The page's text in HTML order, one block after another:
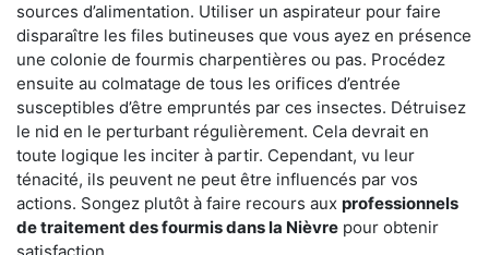
sources d’alimentation. Utiliser un aspirateur pour faire
disparaître les files butineuses que vous ayez en présence
une colonie de fourmis charpentières ou pas. Procédez
ensuite au colmatage de tous les orifices d’entrée
susceptibles d’être empruntés par ces insectes. Détruisez
le nid en le perturbant régulièrement. Cela devrait en
toute logique les inciter à partir. Cependant, vu leur
ténacité, ils peuvent ne peut être influencés par vos
actions. Songez plutôt à faire recours aux professionnels
de traitement des fourmis dans la Nièvre pour obtenir